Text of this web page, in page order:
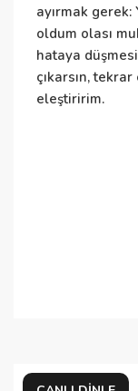
ayırmak gerek:
oldum olası
hataya
çıkarsın,
eleştiririm.